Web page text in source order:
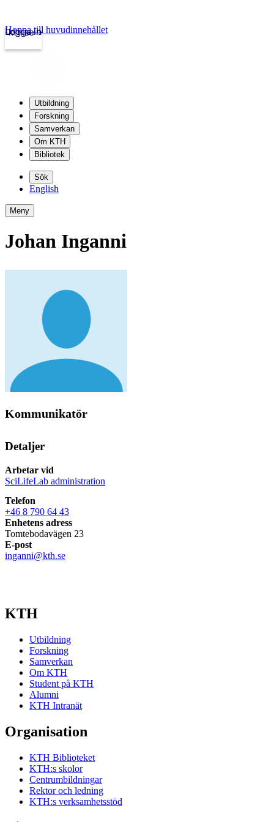
kth.se
Logga in
Hoppa till huvudinnehållet
Utbildning
Forskning
Samverkan
Om KTH
Bibliotek
Sök
English
Meny
Johan Inganni
Kommunikatör
Detaljer
Arbetar vid
SciLifeLab administration
Telefon
+46 8 790 64 43
Enhetens adress
Tomtebodavägen 23
E-post
inganni@kth.se
KTH
Utbildning
Forskning
Samverkan
Om KTH
Student på KTH
Alumni
KTH Intranät
Organisation
KTH Biblioteket
KTH:s skolor
Centrumbildningar
Rektor och ledning
KTH:s verksamhetsstöd